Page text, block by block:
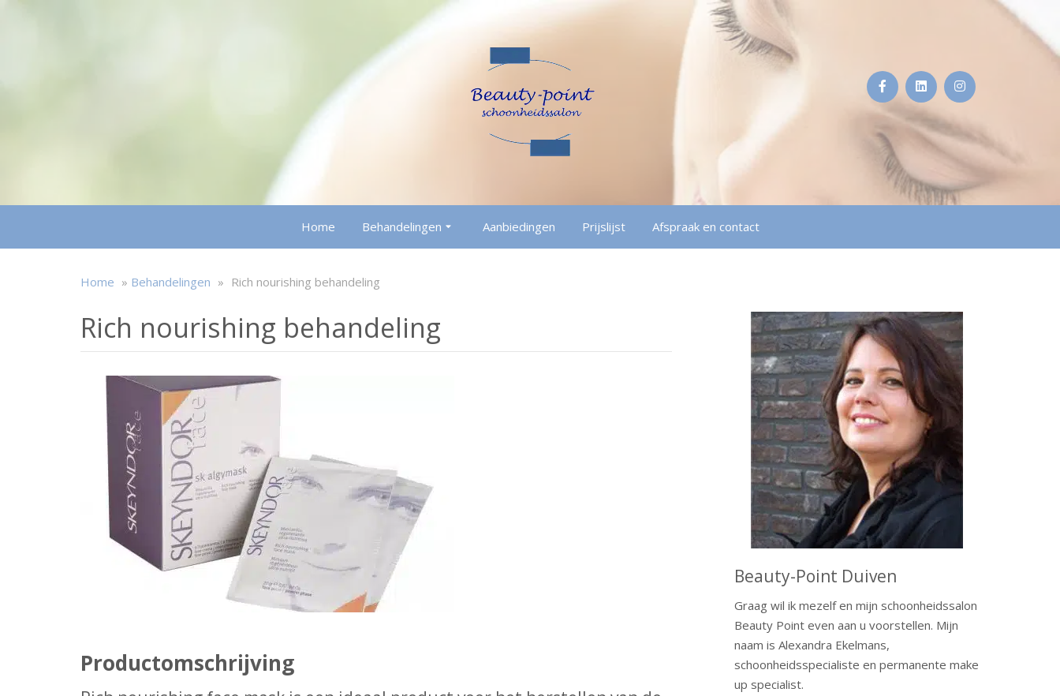
Home Behandelingen Aanbiedingen Prijslijst Afspraak en contact
Home » Behandelingen » Rich nourishing behandeling
Rich nourishing behandeling
Productomschrijving
Beauty-Point Duiven
Graag wil ik mezelf en mijn schoonheidssalon
Beauty Point even aan u voorstellen. Mijn
naam is Alexandra Ekelmans,
schoonheidsspecialiste en permanente make
up specialist.